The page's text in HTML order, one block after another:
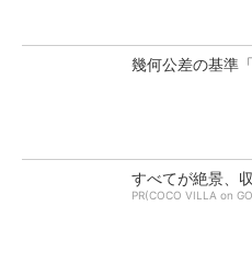
幾何公差の基準
すべてが絶景、
PR(COCO VILLA on